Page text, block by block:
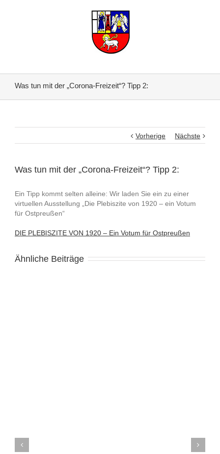
Was tun mit der „Corona-Freizeit“? Tipp 2:
Vorherige Nächste
Was tun mit der „Corona-Freizeit“? Tipp 2:
Ein Tipp kommt selten alleine: Wir laden Sie ein zu einer
virtuellen Ausstellung „Die Plebiszite von 1920 – ein Votum
für Ostpreußen“
DIE PLEBISZITE VON 1920 – Ein Votum für Ostpreußen
Ähnliche Beiträge